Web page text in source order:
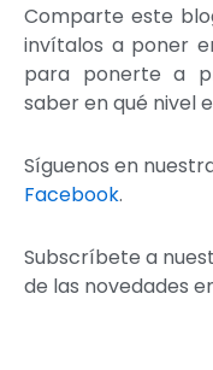
Comparte este
invítalos a poner
para ponerte a
saber en qué nivel
Síguenos en
Facebook.
Subscríbete a
de las novedades